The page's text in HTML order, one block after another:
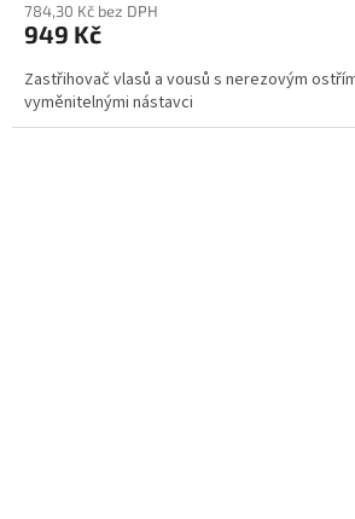
784,30 Kč bez DPH
949 Kč
Zastřihovač vlasů a vousů s nerezovým
vyměnitelnými nástavci